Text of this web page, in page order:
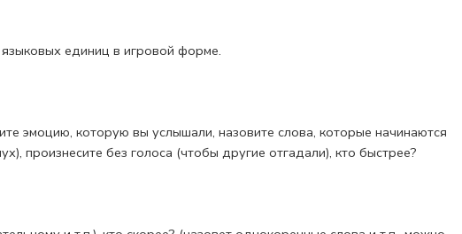
язы­ковых единиц в игровой форме.
эмоцию, которую вы услышали, назовите слова, которые начинаются
произнесите без голоса (чтобы другие отгадали), кто быстрее?